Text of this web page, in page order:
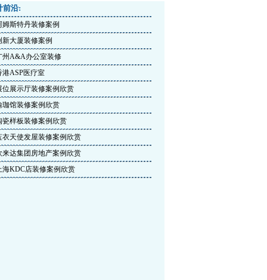
前沿:
姆斯特丹装修案例
新大厦装修案例
州A&A办公室装修
港ASP医疗室
位展示厅装修案例欣赏
珈馆装修案例欣赏
瓷样板装修案例欣赏
衣天使发屋装修案例欣赏
来达集团房地产案例欣赏
海KDC店装修案例欣赏